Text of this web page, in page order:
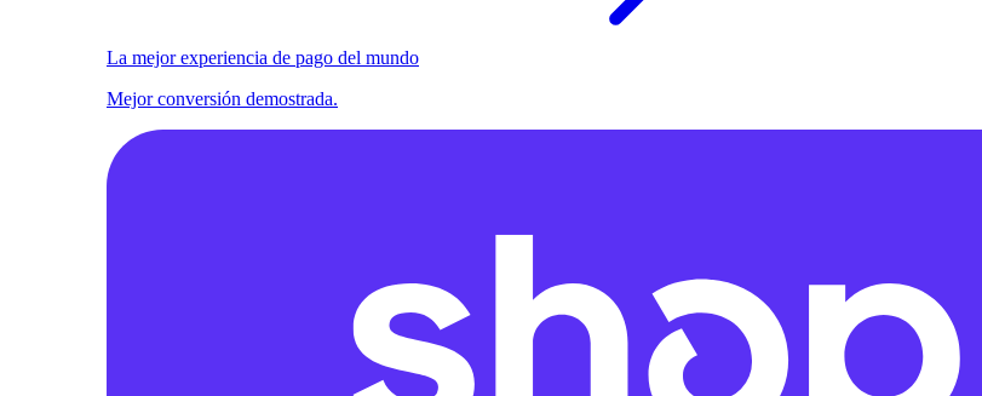
La mejor experiencia de pago del mundo
Mejor conversión demostrada.